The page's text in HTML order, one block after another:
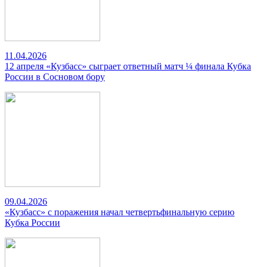
11.04.2026
12 апреля «Кузбасс» сыграет ответный матч ¼ финала Кубка
России в Сосновом бору
09.04.2026
«Кузбасс» с поражения начал четвертьфинальную серию
Кубка России